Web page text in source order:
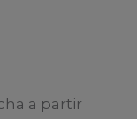
a partir